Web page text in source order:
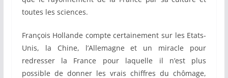
toutes les sciences.
François Hollande compte certainement sur les Etats-
Unis, la Chine, l’Allemagne et un miracle pour
redresser la France pour laquelle il n’est plus
possible de donner les vrais chiffres du chômage,